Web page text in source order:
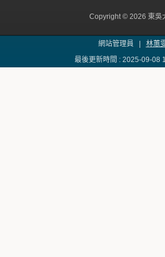
Copyright © 2026 東吳
網站管理員 | 林蕙
最後更新時間 : 2025-09-08